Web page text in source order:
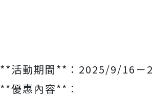
**活動期間**：2025/9/16－
**優惠內容**：